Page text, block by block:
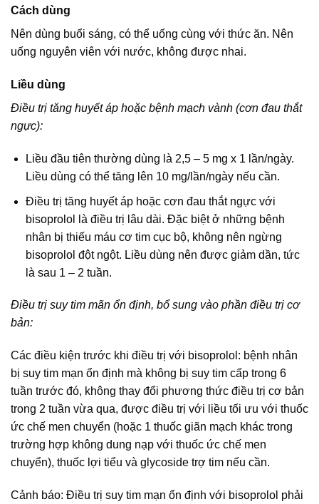
Cách dùng
Nên dùng buổi sáng, có thể uống cùng với thức ăn. Nên
uống nguyên viên với nước, không được nhai.
Liều dùng
Điều trị tăng huyết áp hoặc bệnh mạch vành (cơn đau thắt
ngực):
Liều đầu tiên thường dùng là 2,5 – 5 mg x 1 lần/ngày.
Liều dùng có thể tăng lên 10 mg/lần/ngày nếu cần.
Điều trị tăng huyết áp hoặc cơn đau thắt ngực với
bisoprolol là điều trị lâu dài. Đặc biệt ở những bệnh
nhân bị thiếu máu cơ tim cục bộ, không nên ngừng
bisoprolol đột ngột. Liều dùng nên được giảm dần, tức
là sau 1 – 2 tuần.
Điều trị suy tim mãn ổn định, bổ sung vào phần điều trị cơ
bản:
Các điều kiện trước khi điều trị với bisoprolol: bệnh nhân
bị suy tim mạn ổn định mà không bị suy tim cấp trong 6
tuần trước đó, không thay đổi phương thức điều trị cơ bản
trong 2 tuần vừa qua, được điều trị với liều tối ưu với thuốc
ức chế men chuyển (hoặc 1 thuốc giãn mạch khác trong
trường hợp không dung nạp với thuốc ức chế men
chuyển), thuốc lợi tiểu và glycoside trợ tim nếu cần.
Cảnh báo: Điều trị suy tim mạn ổn định với bisoprolol phải